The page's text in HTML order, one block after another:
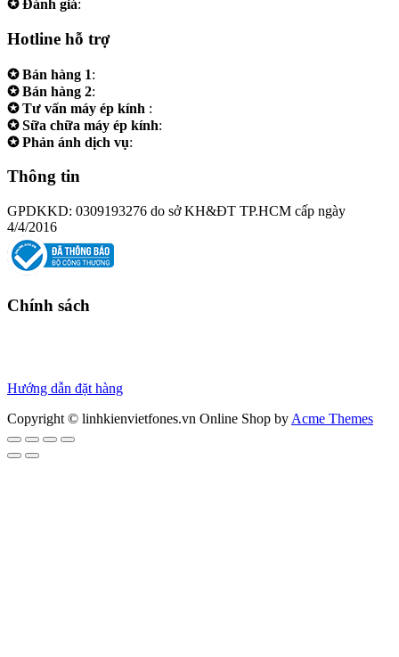
✪ Đánh giá:
Hotline hỗ trợ
✪ Bán hàng 1:
✪ Bán hàng 2:
✪ Tư vấn máy ép kính :
✪ Sữa chữa máy ép kính:
✪ Phản ánh dịch vụ:
Thông tin
GPDKKD: 0309193276 do sở KH&ĐT TP.HCM cấp ngày
4/4/2016
Chính sách
Hướng dẫn đặt hàng
Copyright © linhkienvietfones.vn Online Shop by Acme Themes